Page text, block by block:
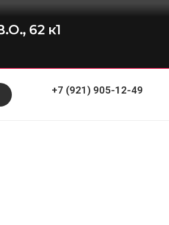
62 к1
+7 (921) 905-12-49